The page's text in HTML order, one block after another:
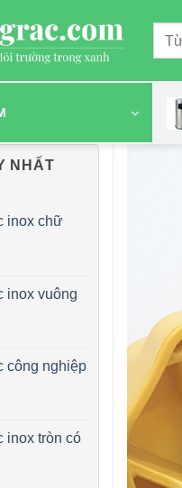
kiếm:
NHẤT
inox chữ
inox vuông
công nghiệp
inox tròn có